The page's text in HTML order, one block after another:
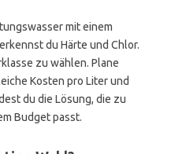
mit einem
du Härte und Chlor.
zu wählen. Plane
Kosten pro Liter und
du die Lösung, die zu
Budget passt.